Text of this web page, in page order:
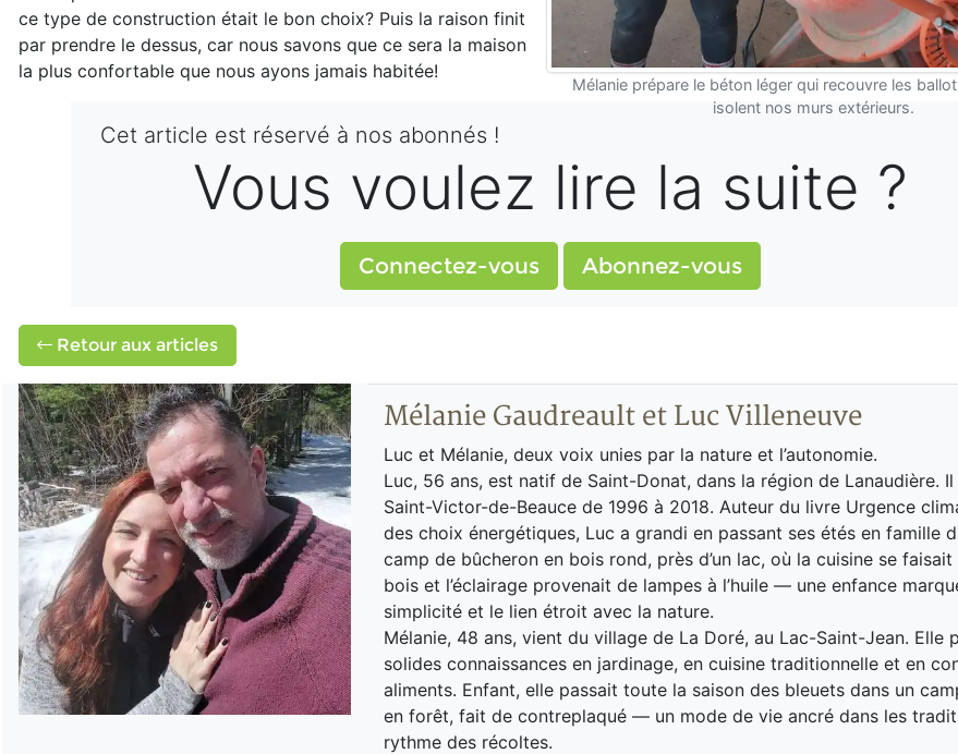
Mélanie prépare le béton léger qui recouvre les
isolent nos murs extérieurs.
ce type de construction était le bon choix? Puis la raison finit
par prendre le dessus, car nous savons que ce sera la maison
la plus confortable que nous ayons jamais habitée!
Cet article est réservé à nos abonnés !
Vous voulez lire la suite ?
Connectez-vous Abonnez-vous
Retour aux articles
Mélanie Gaudreault et Luc Villeneuve
Luc et Mélanie, deux voix unies par la nature et l’autonomie.
Luc, 56 ans, est natif de Saint-Donat, dans la région de Lanaudière. Il
Saint-Victor-de-Beauce de 1996 à 2018. Auteur du livre Urgence
des choix énergétiques, Luc a grandi en passant ses étés en famille
camp de bûcheron en bois rond, près d’un lac, où la cuisine se faisait
bois et l’éclairage provenait de lampes à l’huile — une enfance
simplicité et le lien étroit avec la nature.
Mélanie, 48 ans, vient du village de La Doré, au Lac-Saint-Jean. Elle
solides connaissances en jardinage, en cuisine traditionnelle et en
aliments. Enfant, elle passait toute la saison des bleuets dans un
en forêt, fait de contreplaqué — un mode de vie ancré dans les
rythme des récoltes.